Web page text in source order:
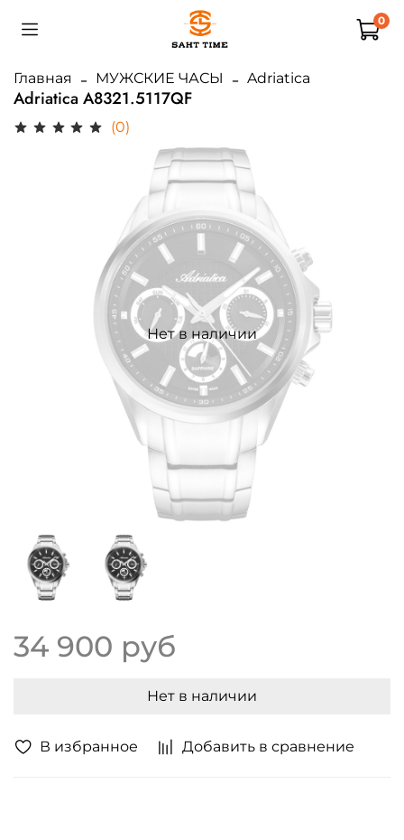
0
Главная МУЖСКИЕ ЧАСЫ Adriatica
Adriatica A8321.5117QF
(0)
В избранное Добавить в сравнение
Нет в наличии
34 900 руб
Нет в наличии